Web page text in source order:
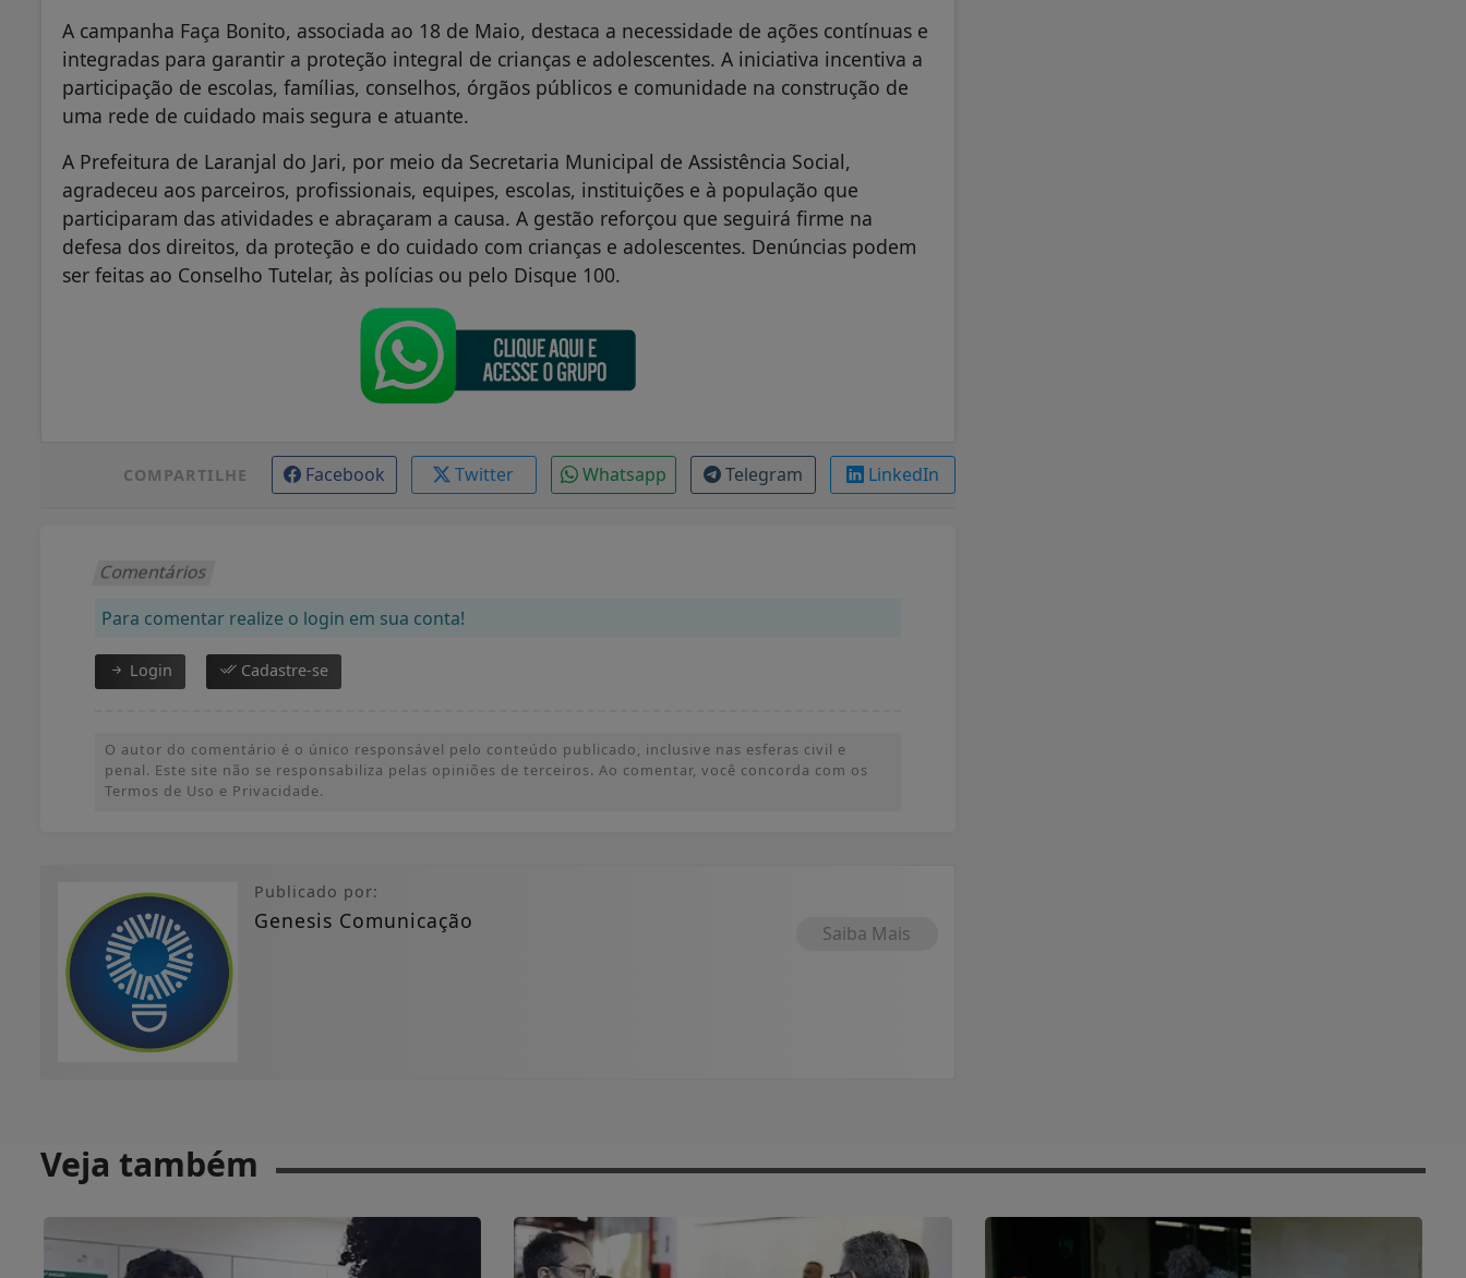
A campanha Faça Bonito, associada ao 18 de Maio, destaca a necessidade de ações contínuas e
integradas para garantir a proteção integral de crianças e adolescentes. A iniciativa incentiva a
participação de escolas, famílias, conselhos, órgãos públicos e comunidade na construção de
uma rede de cuidado mais segura e atuante.
A Prefeitura de Laranjal do Jari, por meio da Secretaria Municipal de Assistência Social,
agradeceu aos parceiros, profissionais, equipes, escolas, instituições e à população que
participaram das atividades e abraçaram a causa. A gestão reforçou que seguirá firme na
defesa dos direitos, da proteção e do cuidado com crianças e adolescentes. Denúncias podem
ser feitas ao Conselho Tutelar, às polícias ou pelo Disque 100.
COMPARTILHE Facebook Twitter Whatsapp Telegram LinkedIn
Comentários
Para comentar realize o login em sua conta!
Login Cadastre-se
O autor do comentário é o único responsável pelo conteúdo publicado, inclusive nas esferas civil e
penal. Este site não se responsabiliza pelas opiniões de terceiros. Ao comentar, você concorda com os
Termos de Uso e Privacidade.
Publicado por:
Genesis Comunicação Saiba Mais
Veja também